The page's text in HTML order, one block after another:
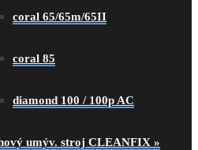
coral 65/65m/65II
coral 85
diamond 100 / 100p AC
umýv. stroj CLEANFIX »